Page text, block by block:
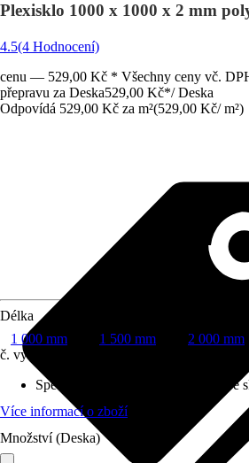
Plexisklo 1000 x 1000 x 2 mm
4.5(4 Hodnocení)
cenu — 529,00 Kč * Všechny ceny vč.
přepravu za Deska529,00 Kč*/ Deska
Odpovídá 529,00 Kč za m²(529,00 Kč/ m²)
Délka
1 000 mm
1 500 mm
2 000 mm
č. výrobku
Specifikace materiálu
Polystyrolové
Více informací o zboží
Množství (Deska)